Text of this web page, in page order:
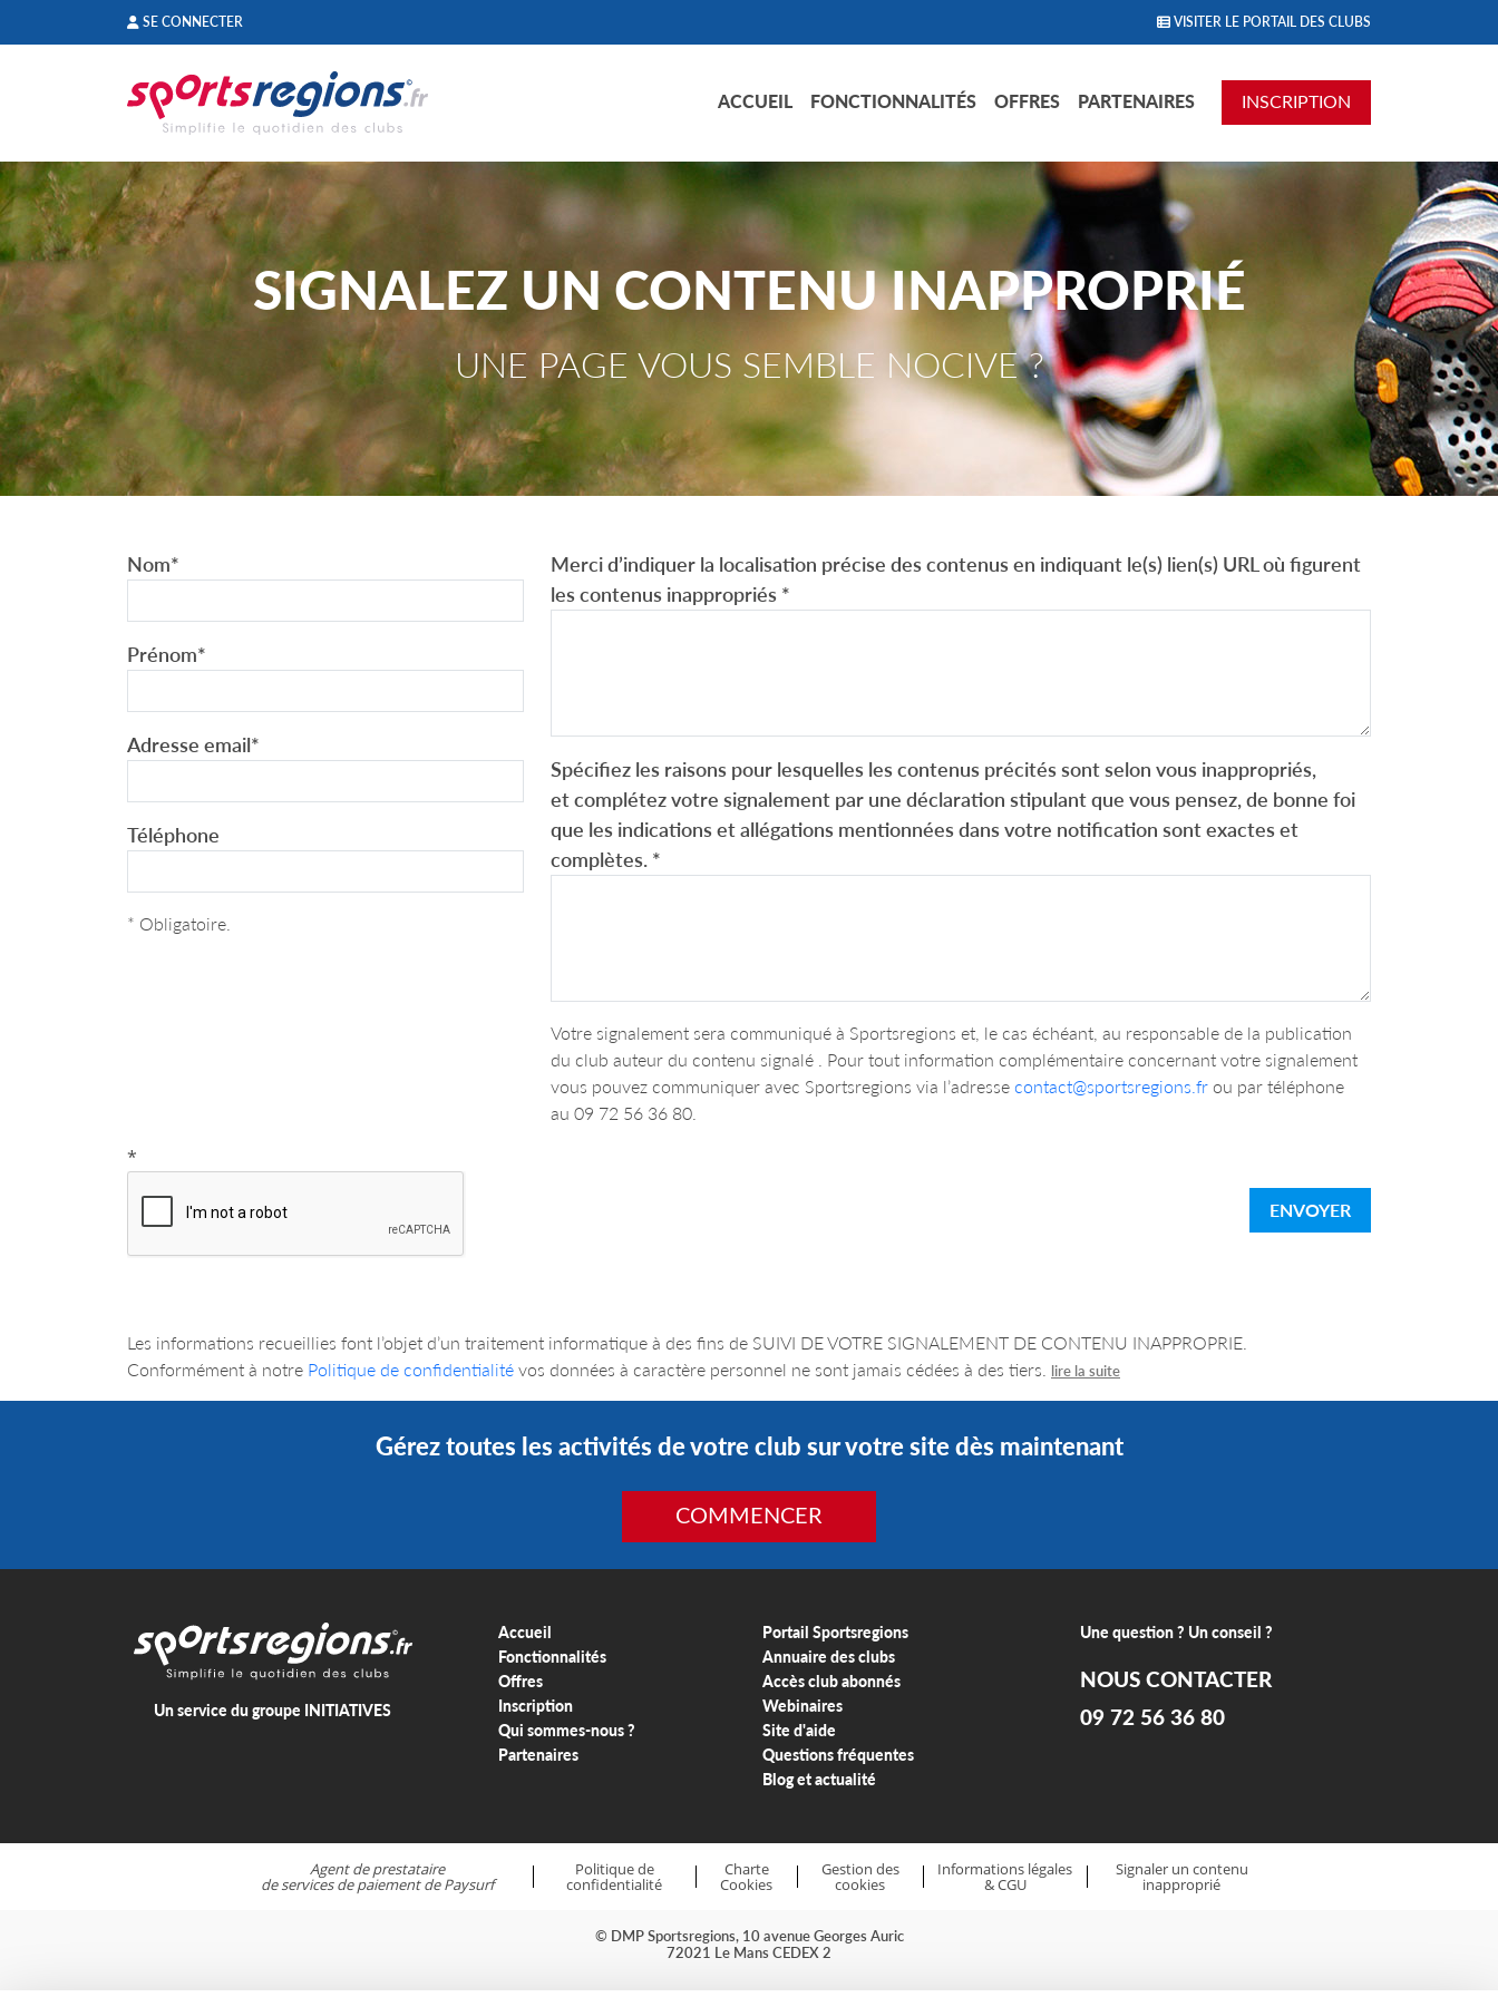
Panneau de gestion des cookies
SE CONNECTER VISITER LE PORTAIL DES CLUBS
ACCUEIL FONCTIONNALITÉS OFFRES PARTENAIRES INSCRIPTION
SIGNALEZ UN CONTENU INAPPROPRIÉ
UNE PAGE VOUS SEMBLE NOCIVE ?
Nom*
Prénom*
Adresse email*
Téléphone
* Obligatoire.
Merci d’indiquer la localisation précise des contenus en indiquant le(s) lien(s) URL où figurent
les contenus inappropriés *
Spécifiez les raisons pour lesquelles les contenus précités sont selon vous inappropriés,
et complétez votre signalement par une déclaration stipulant que vous pensez, de bonne foi
que les indications et allégations mentionnées dans votre notification sont exactes et
complètes. *
Votre signalement sera communiqué à Sportsregions et, le cas échéant, au responsable de la publication
du club auteur du contenu signalé . Pour tout information complémentaire concernant votre signalement
vous pouvez communiquer avec Sportsregions via l’adresse contact@sportsregions.fr ou par téléphone
au 09 72 56 36 80.
*
ENVOYER
Les informations recueillies font l’objet d’un traitement informatique à des fins de SUIVI DE VOTRE SIGNALEMENT DE CONTENU INAPPROPRIE.
Conformément à notre Politique de confidentialité vos données à caractère personnel ne sont jamais cédées à des tiers. lire la suite
Gérez toutes les activités de votre club sur votre site dès maintenant
COMMENCER
Un service du groupe INITIATIVES
Accueil
Fonctionnalités
Offres
Inscription
Qui sommes-nous ?
Partenaires
Portail Sportsregions
Annuaire des clubs
Accès club abonnés
Webinaires
Site d'aide
Questions fréquentes
Blog et actualité
Une question ? Un conseil ?
NOUS CONTACTER
09 72 56 36 80
Agent de prestataire
de services de paiement dePaysurf
Politique de
confidentialité
Charte
Cookies
Gestion des
cookies
Informations légales
& CGU
Signaler un contenu
inapproprié
© DMP Sportsregions, 10 avenue Georges Auric
72021 Le Mans CEDEX 2